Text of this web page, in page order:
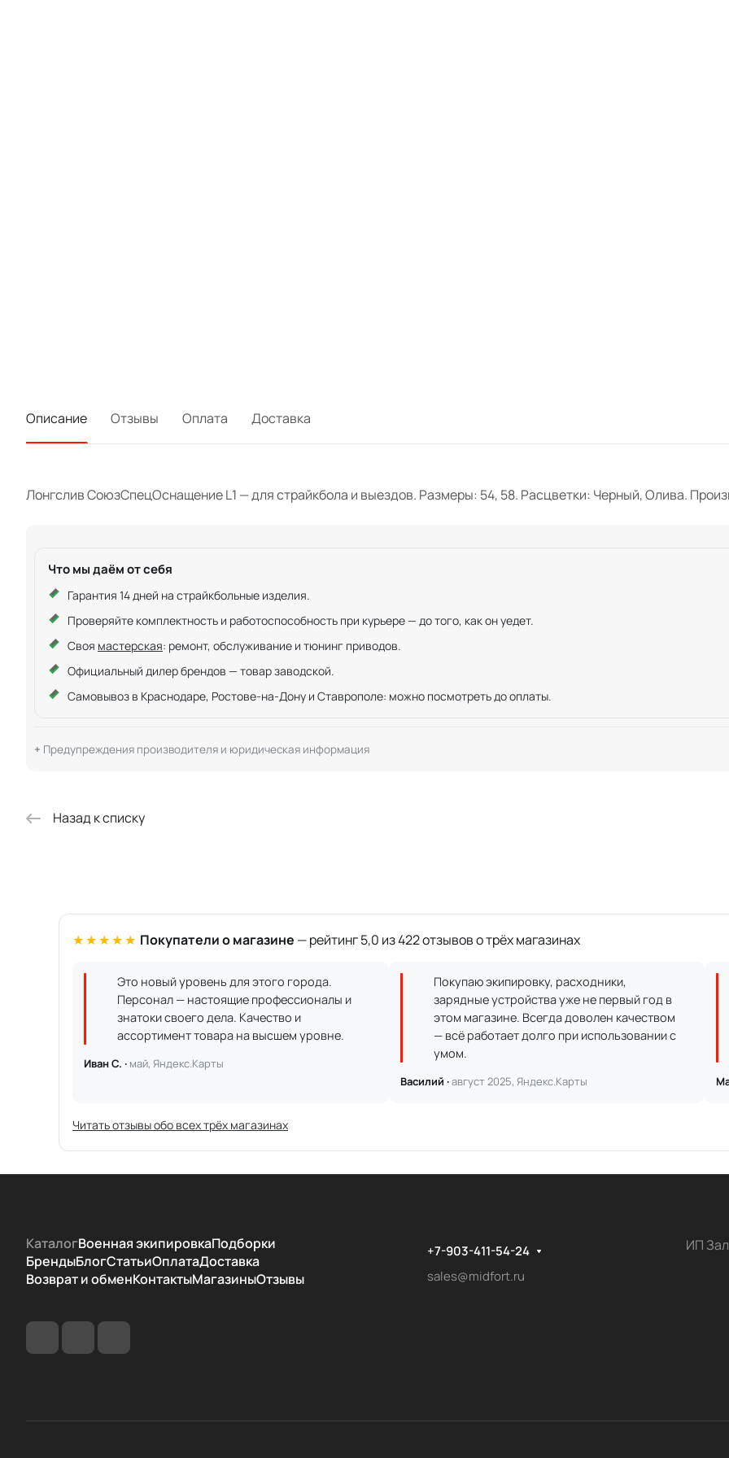
Описание Отзывы Оплата Доставка
Лонгслив СоюзСпецОснащение L1 — для страйкбола и выездов. Размеры: 54, 58. Расцветки: Черный, Олива.
Что мы даём от себя
Гарантия 14 дней на страйкбольные изделия.
Проверяйте комплектность и работоспособность при курьере — до того, как он уедет.
Своя мастерская: ремонт, обслуживание и тюнинг приводов.
Официальный дилер брендов — товар заводской.
Самовывоз в Краснодаре, Ростове-на-Дону и Ставрополе: можно посмотреть до оплаты.
Предупреждения производителя и юридическая информация
Назад к списку
★★★★★ Покупатели о магазине — рейтинг 5,0 из 422 отзывов о трёх магазинах
Это новый уровень для этого города.
Персонал — настоящие профессионалы и
знатоки своего дела. Качество и
ассортимент товара на высшем уровне.
Иван С. · май, Яндекс.Карты
Покупаю экипировку, расходники,
зарядные устройства уже не первый год в
этом магазине. Всегда доволен качеством
— всё работает долго при использовании с
умом.
Василий ·август 2025, Яндекс.Карты
Читать отзывы обо всех трёх магазинах
КаталогВоенная экипировкаПодборки
БрендыБлогСтатьиОплатаДоставка
Возврат и обменКонтактыМагазиныОтзывы
+7-903-411-54-24
sales@midfort.ru
ИП